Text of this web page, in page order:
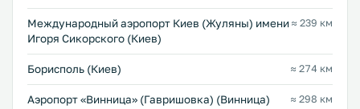
Международный аэропорт Киев (Жуляны) имени
Игоря Сикорского (Киев)
≈ 239 км
Борисполь (Киев) ≈ 274 км
Аэропорт «Винница» (Гавришовка) (Винница) ≈ 298 км